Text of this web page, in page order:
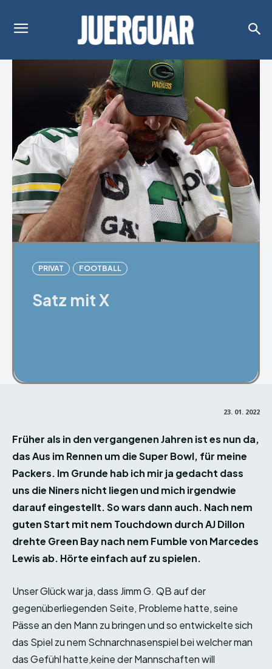
PRIVAT FOOTBALL
Satz mit X
23. 01. 2022
Früher als in den vergangenen Jahren ist es nun da,
das Aus im Rennen um die Super Bowl, für meine
Packers. Im Grunde hab ich mir ja gedacht dass
uns die Niners nicht liegen und mich irgendwie
darauf eingestellt. So wars dann auch. Nach nem
guten Start mit nem Touchdown durch AJ Dillon
drehte Green Bay nach nem Fumble von Marcedes
Lewis ab. Hörte einfach auf zu spielen.
Unser Glück war ja, dass Jimm G. QB auf der
gegenüberliegenden Seite, Probleme hatte, seine
Pässe an den Mann zu bringen und so entwickelte sich
das Spiel zu nem Schnarchnasenspiel bei welcher man
das Gefühl hatte,keine der Mannschaften will